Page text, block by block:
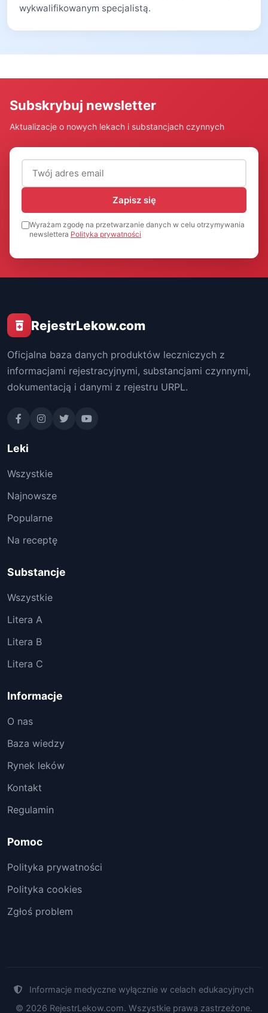
wykwalifikowanym specjalistą.
Subskrybuj newsletter
Aktualizacje o nowych lekach i substancjach czynnych
Adres email (wymagany)
Zapisz się
Wyrażam zgodę na przetwarzanie danych w celu otrzymywania
newslettera Polityka prywatności
RejestrLekow.com
Oficjalna baza danych produktów leczniczych z
informacjami rejestracyjnymi, substancjami czynnymi,
dokumentacją i danymi z rejestru URPL.
Leki
Wszystkie
Najnowsze
Popularne
Na receptę
Substancje
Wszystkie
Litera A
Litera B
Litera C
Informacje
O nas
Baza wiedzy
Rynek leków
Kontakt
Regulamin
Pomoc
Polityka prywatności
Polityka cookies
Zgłoś problem
Informacje medyczne wyłącznie w celach edukacyjnych
© 2026 RejestrLekow.com. Wszystkie prawa zastrzeżone.